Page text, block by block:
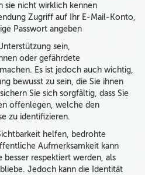
sie nicht wirklich kennen
Zugriff auf Ihr E-Mail-Konto,
Passwort angeben
sein,
oder gefährdete
Es ist jedoch auch wichtig,
bewusst zu sein, die Sie ihnen
Sie sich sorgfältig, dass Sie
offenlegen, welche den
zu identifizieren.
helfen, bedrohte
Aufmerksamkeit kann
besser respektiert werden, als
Jedoch kann die Identität